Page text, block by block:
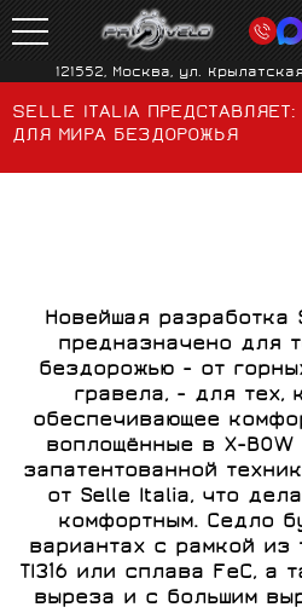
121552, Москва, ул.
SELLE ITALIA
ДЛЯ МИРА БЕЗДОРОЖЬЯ
Новейшая разработка
предназначено для
бездорожью - от
гравела, - для тех,
обеспечивающее
воплощённые в X-
запатентованной
от Selle Italia, что
комфортным. Седло
вариантах с рамкой из
TI316 или сплава FeС, а
выреза и с большим